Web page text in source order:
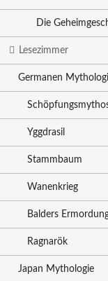
Die
Lesezimmer
Germanen
Yggdrasil
Stammbaum
Wanenkrieg
Balders
Ragnarök
Japan Mythologie